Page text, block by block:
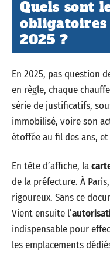
Quels sont
obligatoires
2025 ?
En 2025, pas question
en règle, chaque
série de justificatifs,
immobilisé, voire son
étoffée au fil des ans,
En tête d’affiche, la
de la préfecture. À
rigoureux. Sans ce
Vient ensuite l’
indispensable pour
les emplacements